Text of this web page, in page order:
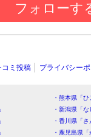
フォローす
コミ投稿 プライバシー
・熊本県「
・新潟県「
・香川県「
・鹿児島県